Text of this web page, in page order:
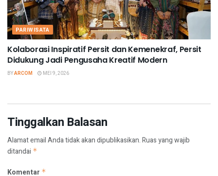
PARIWISATA
Kolaborasi Inspiratif Persit dan Kemenekraf, Persit
Didukung Jadi Pengusaha Kreatif Modern
BYARCOM MEI 9, 2026
Tinggalkan Balasan
Alamat email Anda tidak akan dipublikasikan.Ruas yang wajib
ditandai *
Komentar *